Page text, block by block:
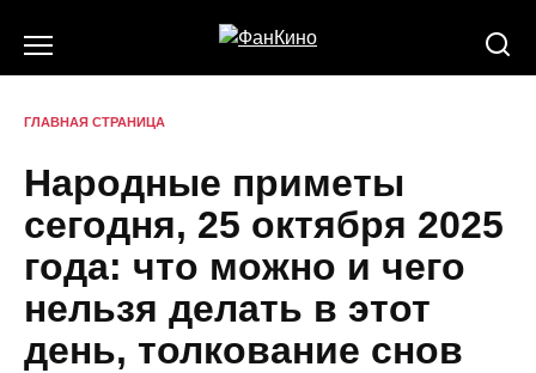
ГЛАВНАЯ СТРАНИЦА
Народные приметы
сегодня, 25 октября 2025
года: что можно и чего
нельзя делать в этот
день, толкование снов